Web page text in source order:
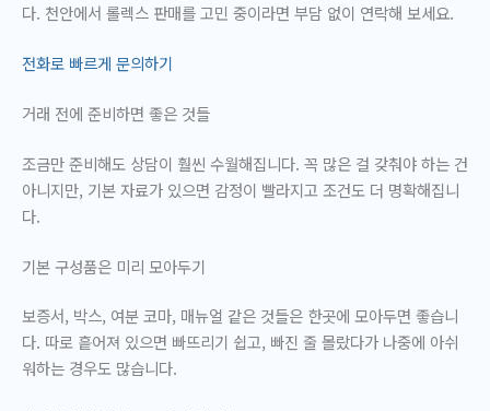
다. 천안에서 롤렉스 판매를 고민 중이라면 부담 없이 연락해 보세요.
전화로 빠르게 문의하기
거래 전에 준비하면 좋은 것들
조금만 준비해도 상담이 훨씬 수월해집니다. 꼭 많은 걸 갖춰야 하는 건
아니지만, 기본 자료가 있으면 감정이 빨라지고 조건도 더 명확해집니
다.
기본 구성품은 미리 모아두기
보증서, 박스, 여분 코마, 매뉴얼 같은 것들은 한곳에 모아두면 좋습니
다. 따로 흩어져 있으면 빠뜨리기 쉽고, 빠진 줄 몰랐다가 나중에 아쉬
워하는 경우도 많습니다.